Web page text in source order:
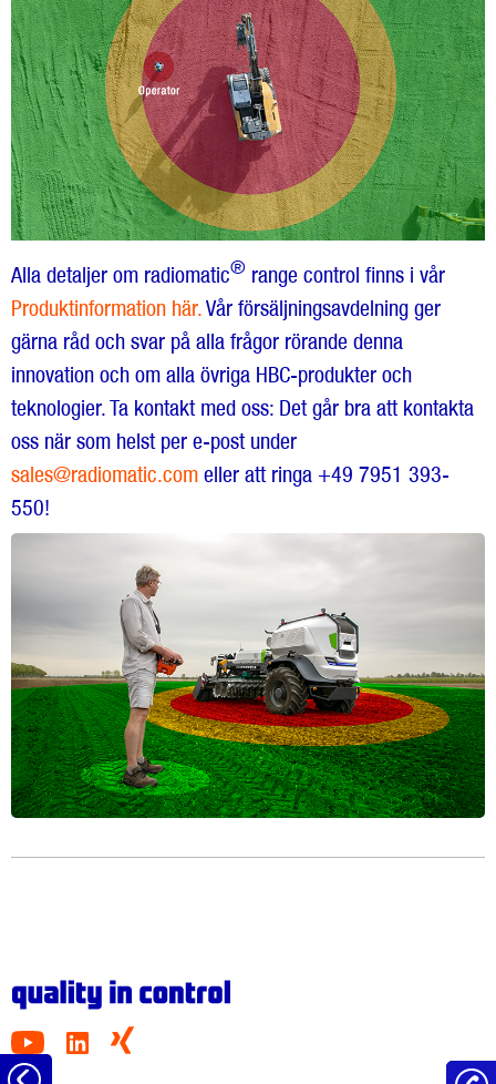
Alla detaljer om radiomatic® range control finns i vår
Produktinformation här.Vår försäljningsavdelning ger
gärna råd och svar på alla frågor rörande denna
innovation och om alla övriga HBC-produkter och
teknologier. Ta kontakt med oss: Det går bra att kontakta
oss när som helst per e-post under
sales@radiomatic.com eller att ringa +49 7951 393-
550!